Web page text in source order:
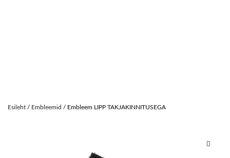
Esileht / Embleemid / Embleem LIPP TAKJAKINNITUSEGA